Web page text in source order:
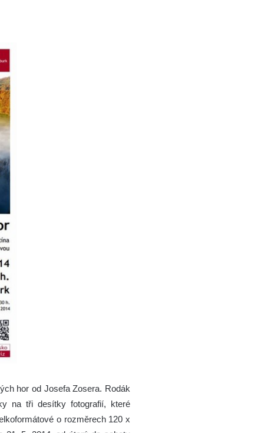
hor od Josefa Zosera. Rodák
na tři desítky fotografií, které
o rozměrech 120 x